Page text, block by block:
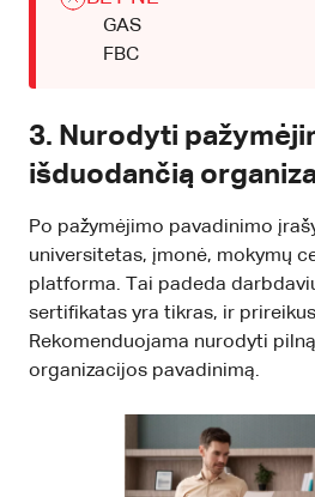
GAS
FBC
3. Nurodyti
išduodančią
Po pažymėjimo pavadinimo
universitetas, įmonė, mokymų
platforma. Tai padeda
sertifikatas yra tikras, ir
Rekomenduojama nurodyti
organizacijos pavadinimą.